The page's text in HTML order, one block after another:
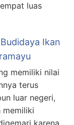
luas
Ikan
memiliki nilai
terus
luar negeri,
memiliki
karena